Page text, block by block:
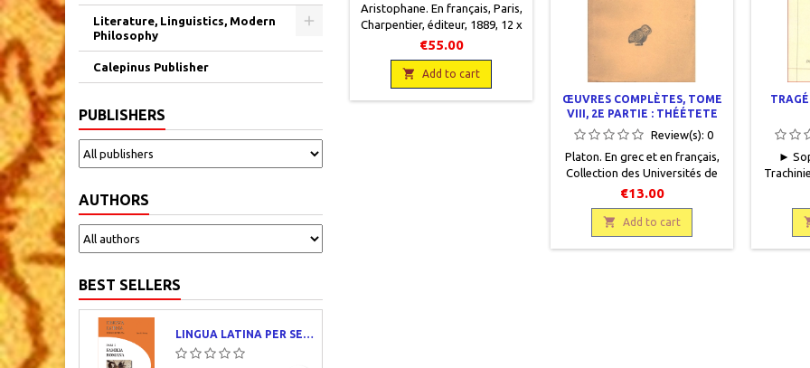
Literature, Linguistics, Modern
Philosophy
Calepinus Publisher
PUBLISHERS
AUTHORS
BEST SELLERS
LINGUA LATINA PER SE ILLUSTRATA. PARS I : FAMILIA ROMANA
Aristophane. En français, Paris,
Charpentier, éditeur, 1889, 12 x
18, LIX + 524 p., relié,
percaline noire, dos lisse avec
titre et filets gravés or, plats
cartonnés colorés, pages de
€55.00
 Add to cart
ŒUVRES COMPLÈTES, TOME
VIII, 2E PARTIE : THÉÉTETE
Review(s): 0
Platon. En grec et en français,
Collection des Universités de
France, Les Belles Lettres, 1965,
13 x 20, de 119 à 263 pages,
broché, occasion, Bon état.
€13.00
 Add to cart
►
Œdipe
de
Belles